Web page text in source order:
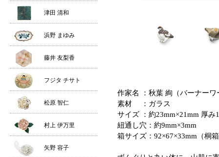
作家名 ：秋葉 絢（バーナーワ
素材 ：ガラス
サイズ ：約23mm×21mm 厚み
紐通し穴：約9mm×3mm
箱サイズ：92×67×33mm（桐
津田 清和
浜野 まゆみ
藤井 友梨香
フジタ チサト
松原 智仁
村上 伊万里
矢野 容子